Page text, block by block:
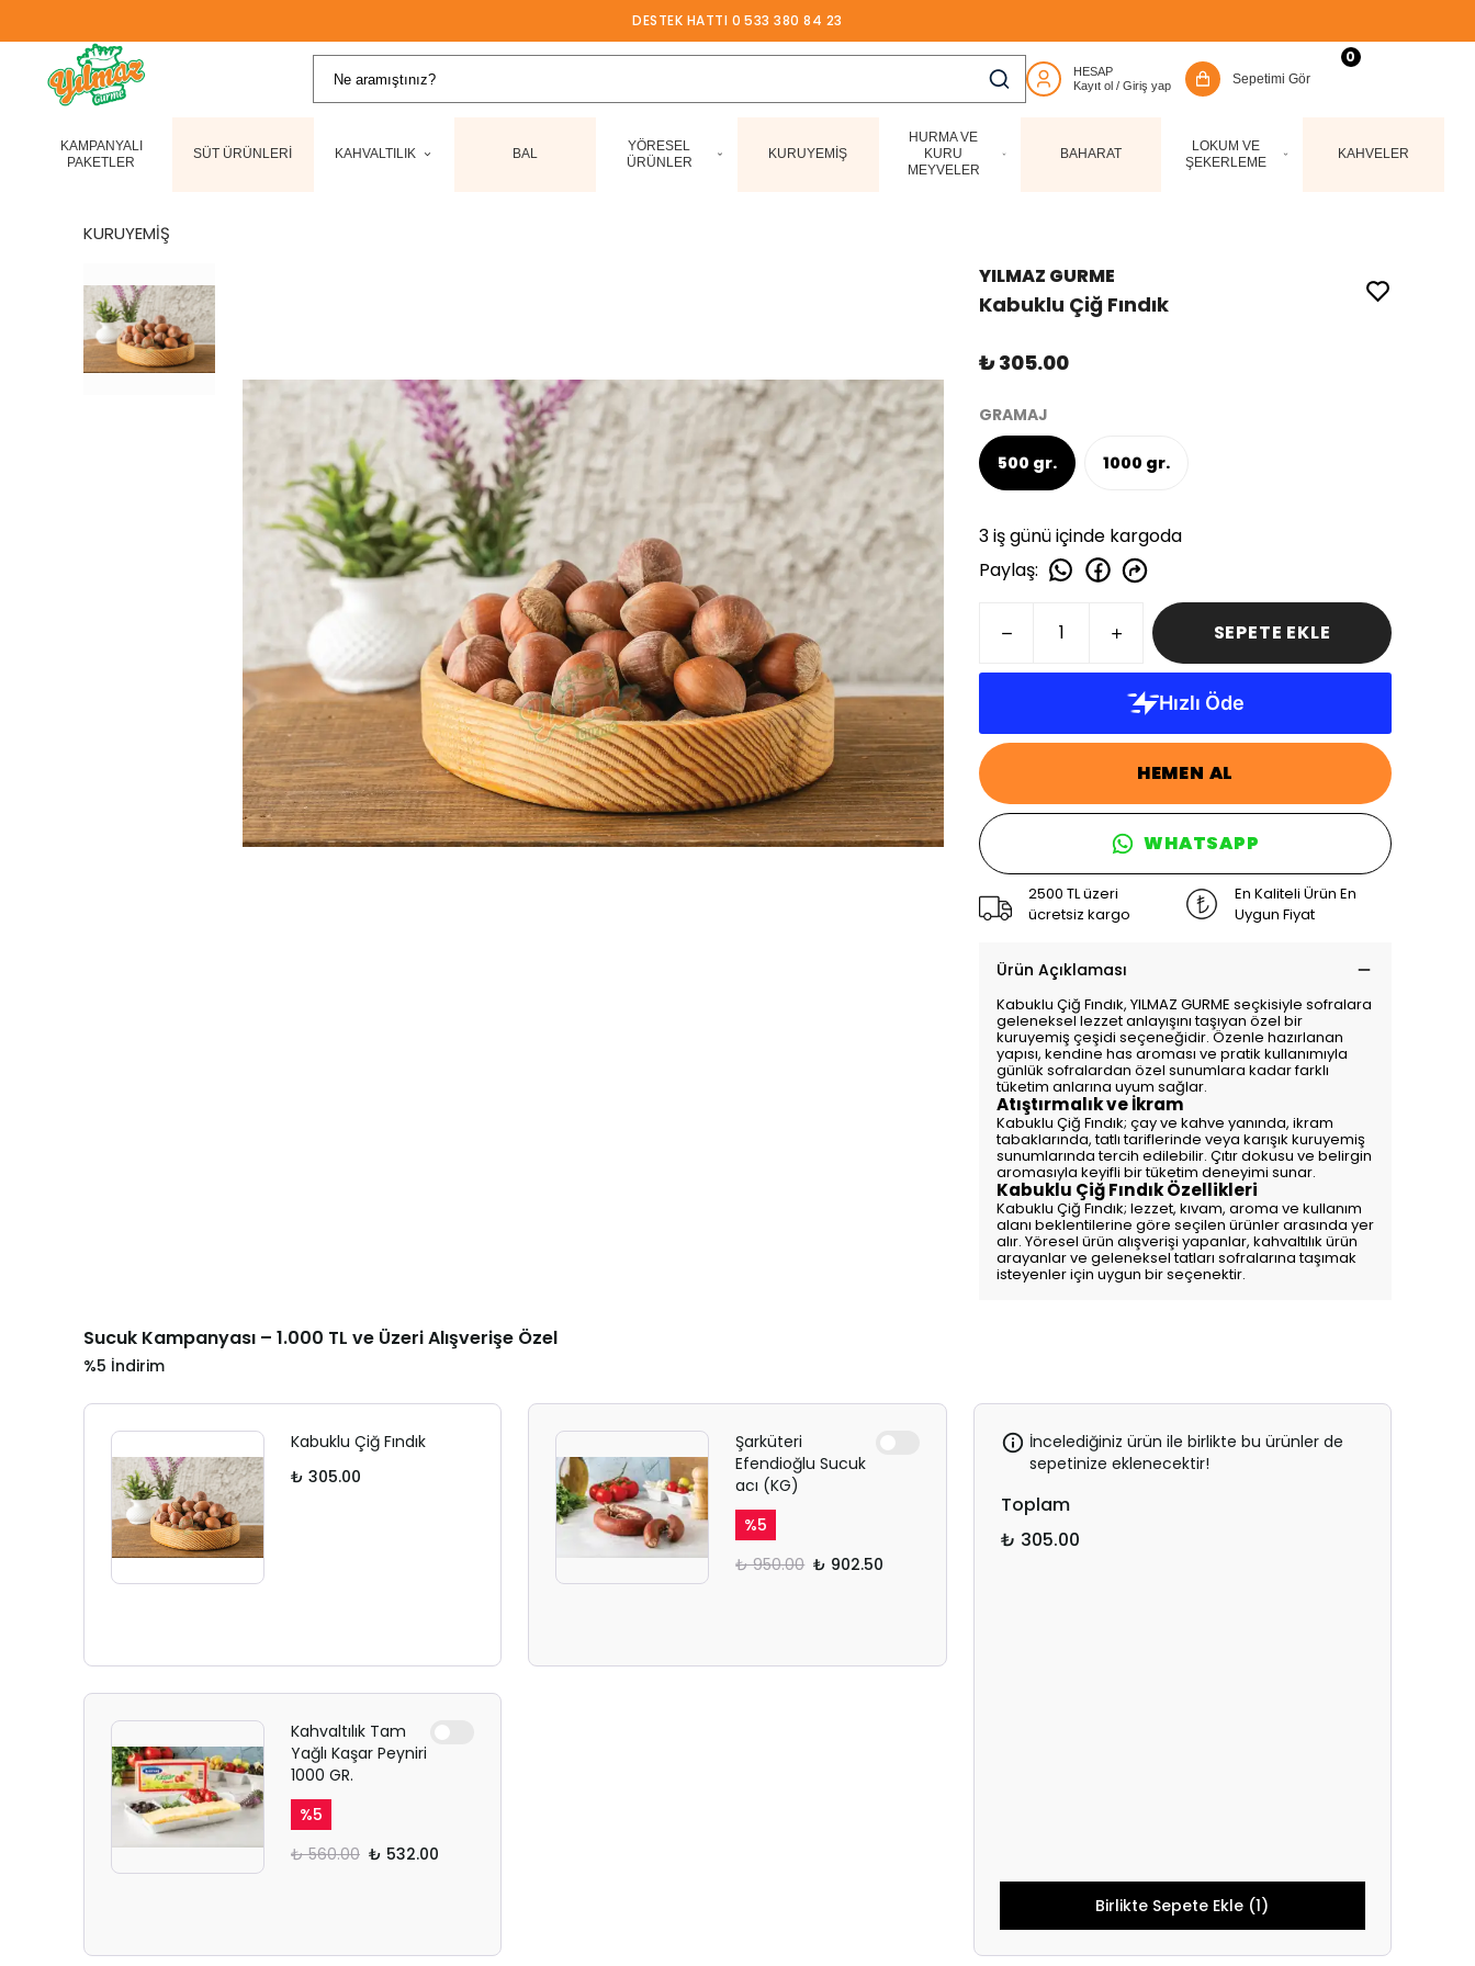
DESTEK HATTI 0 533 380 84 23
KAMPANYALI
PAKETLER
SÜT ÜRÜNLERİ KAHVALTILIK BAL
YÖRESEL
ÜRÜNLER
KURUYEMİŞ
HURMA VE
KURU
MEYVELER
BAHARAT
LOKUM VE
ŞEKERLEME
KAHVELER
0
KURUYEMİŞ
YILMAZ GURME
Kabuklu Çiğ Fındık
₺ 305.00
GRAMAJ
500 gr. 1000 gr.
3 iş günü içinde kargoda
Paylaş:
SEPETE EKLE
HEMEN AL
WHATSAPP
2500 TL üzeri
ücretsiz kargo
En Kaliteli Ürün En
Uygun Fiyat
Ürün Açıklaması
Kabuklu Çiğ Fındık, YILMAZ GURME seçkisiyle sofralara
geleneksel lezzet anlayışını taşıyan özel bir
kuruyemiş çeşidi seçeneğidir. Özenle hazırlanan
yapısı, kendine has aroması ve pratik kullanımıyla
günlük sofralardan özel sunumlara kadar farklı
tüketim anlarına uyum sağlar.
Atıştırmalık ve İkram
Kabuklu Çiğ Fındık; çay ve kahve yanında, ikram
tabaklarında, tatlı tariflerinde veya karışık kuruyemiş
sunumlarında tercih edilebilir. Çıtır dokusu ve belirgin
aromasıyla keyifli bir tüketim deneyimi sunar.
Kabuklu Çiğ Fındık Özellikleri
Kabuklu Çiğ Fındık; lezzet, kıvam, aroma ve kullanım
alanı beklentilerine göre seçilen ürünler arasında yer
alır. Yöresel ürün alışverişi yapanlar, kahvaltılık ürün
arayanlar ve geleneksel tatları sofralarına taşımak
isteyenler için uygun bir seçenektir.
Sucuk Kampanyası – 1.000 TL ve Üzeri Alışverişe Özel
%5 İndirim
Kabuklu Çiğ Fındık
₺ 305.00
Şarküteri
Efendioğlu Sucuk
acı (KG)
%5
₺ 950.00 ₺ 902.50
Kahvaltılık Tam
Yağlı Kaşar Peyniri
1000 GR.
%5
₺ 560.00 ₺ 532.00
İncelediğiniz ürün ile birlikte bu ürünler de
sepetinize eklenecektir!
Toplam
₺ 305.00
Birlikte Sepete Ekle (1)